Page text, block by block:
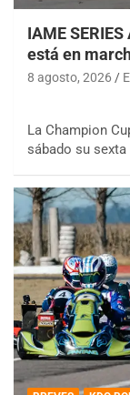
IAME
está en
8 agosto, 2026
La Champion
sábado su